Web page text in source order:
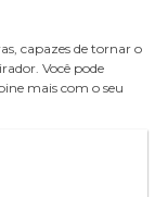
capazes de tornar o
Você pode
mais com o seu